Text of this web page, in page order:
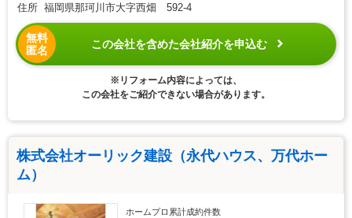
住所 福岡県那珂川市大字西畑 592-4
無料
匿名
この会社を含めた会社紹介を申込む
※リフォーム内容によっては、
この会社をご紹介できない場合があります。
株式会社オーリック建設（永代ハウス、万代ホー
ム）
ホームプロ累計成約件数